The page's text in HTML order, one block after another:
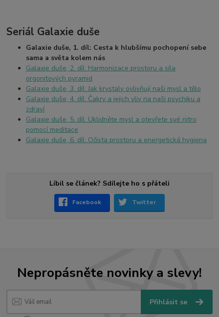
Seriál Galaxie duše
Galaxie duše, 1. díl: Cesta k hlubšímu pochopení sebe
sama a světa kolem nás
Galaxie duše, 2. díl: Harmonizace prostoru a síla
orgonitových pyramid
Galaxie duše, 3. díl: Jak krystaly ovlivňují naši mysl a tělo
Galaxie duše, 4. díl: Čakry a jejich vliv na naši psychiku a
zdraví
Galaxie duše, 5. díl: Uklidněte mysl a otevřete své nitro
pomocí meditace
Galaxie duše, 6. díl: Očista prostoru a energetická hygiena
Líbil se článek? Sdílejte ho s přáteli
Facebook Twitter
Nepropásněte novinky a slevy!
Přihlásit se